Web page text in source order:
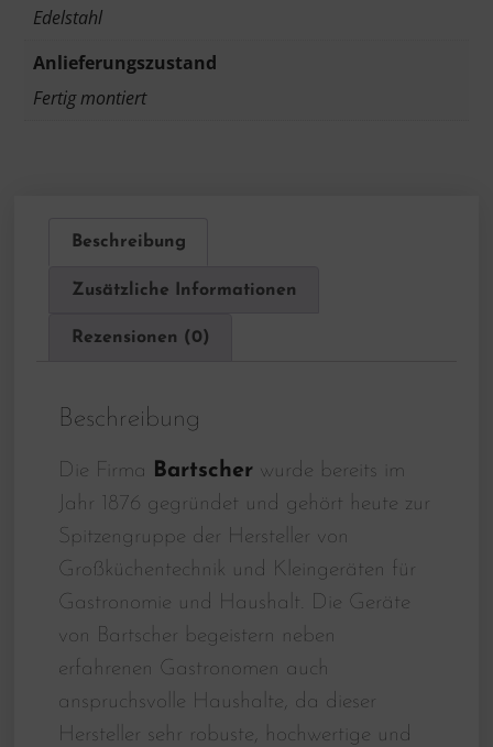
Edelstahl
Anlieferungszustand
Fertig montiert
Beschreibung
Zusätzliche Informationen
Rezensionen (0)
Beschreibung
Die Firma Bartscher wurde bereits im
Jahr 1876 gegründet und gehört heute zur
Spitzengruppe der Hersteller von
Großküchentechnik und Kleingeräten für
Gastronomie und Haushalt. Die Geräte
von Bartscher begeistern neben
erfahrenen Gastronomen auch
anspruchsvolle Haushalte, da dieser
Hersteller sehr robuste, hochwertige und